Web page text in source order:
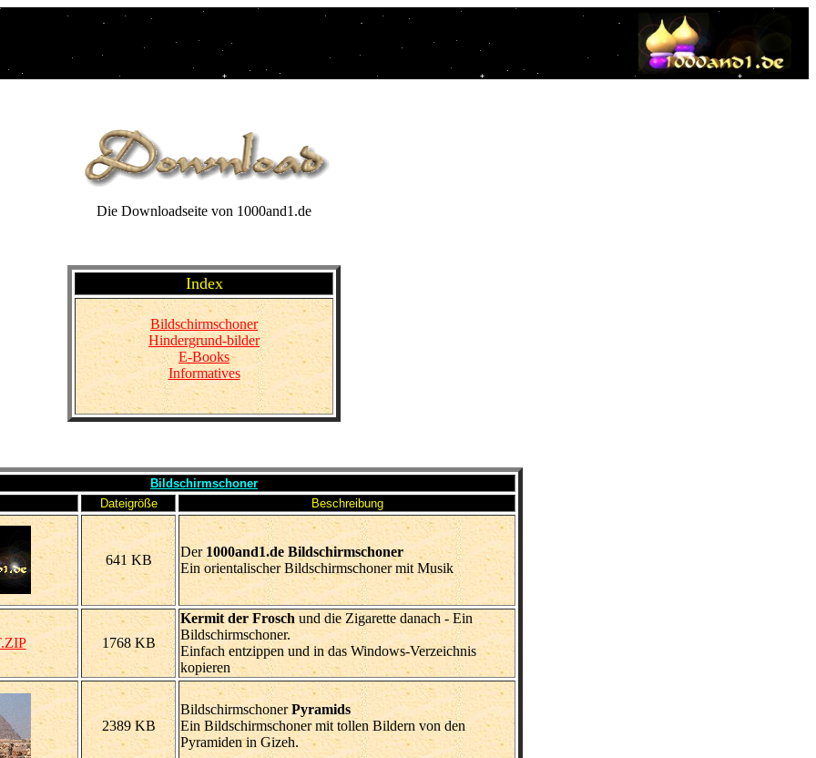
Die Downloadseite von 1000and1.de
Index
Bildschirmschoner
Hindergrund-bilder
E-Books
Informatives
Bildschirmschoner
Dateigröße
Beschreibung
641 KB
Der 1000and1.de Bildschirmschoner
Ein orientalischer Bildschirmschoner mit Musik
1768 KB
Kermit der Frosch und die Zigarette danach - Ein
Bildschirmschoner.
Einfach entzippen und in das Windows-Verzeichnis
kopieren
2389 KB
BildschirmschonerPyramids
Ein Bildschirmschoner mit tollen Bildern von den
Pyramiden in Gizeh.